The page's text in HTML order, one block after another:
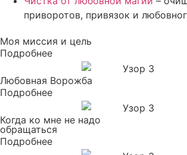
приворотов, привязок и
Моя миссия и цель
Подробнее
Любовная Ворожба
Подробнее
Когда ко мне не надо
обращаться
Подробнее